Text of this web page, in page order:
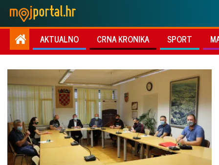
AKTUALNO CRNA KRONIKA SPORT